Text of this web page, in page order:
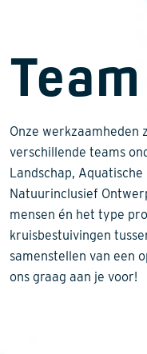
Team
Onze werkzaamheden
verschillende teams
Landschap,
Natuurinclusief
mensen én het type
kruisbestuivingen
samenstellen van een
ons graag aan je voor!